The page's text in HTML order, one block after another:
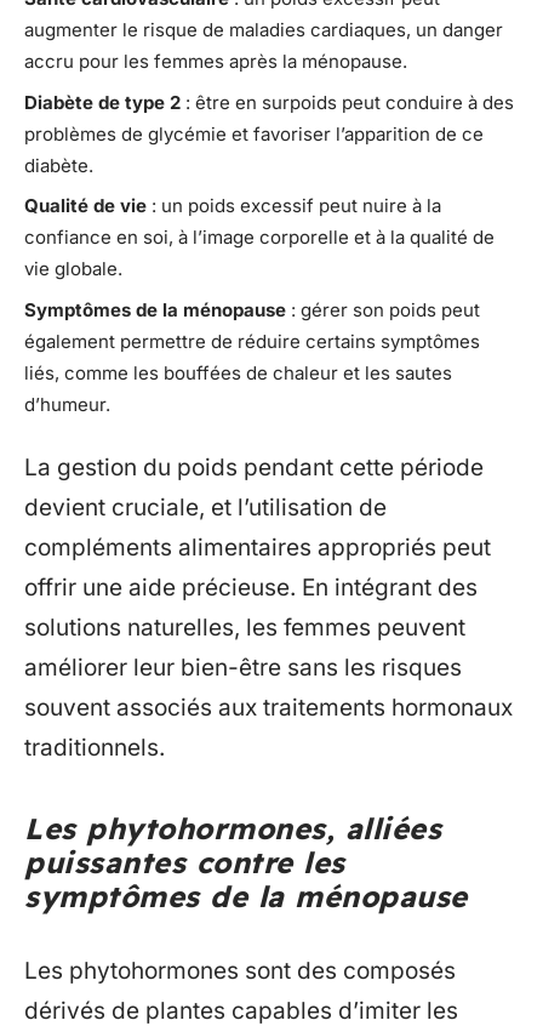
augmenter le risque de maladies cardiaques, un danger
accru pour les femmes après la ménopause.
Diabète de type 2 : être en surpoids peut conduire à des
problèmes de glycémie et favoriser l’apparition de ce
diabète.
Qualité de vie : un poids excessif peut nuire à la
confiance en soi, à l’image corporelle et à la qualité de
vie globale.
Symptômes de la ménopause : gérer son poids peut
également permettre de réduire certains symptômes
liés, comme les bouffées de chaleur et les sautes
d’humeur.
La gestion du poids pendant cette période
devient cruciale, et l’utilisation de
compléments alimentaires appropriés peut
offrir une aide précieuse. En intégrant des
solutions naturelles, les femmes peuvent
améliorer leur bien-être sans les risques
souvent associés aux traitements hormonaux
traditionnels.
Les phytohormones, alliées
puissantes contre les
symptômes de la ménopause
Les phytohormones sont des composés
dérivés de plantes capables d’imiter les